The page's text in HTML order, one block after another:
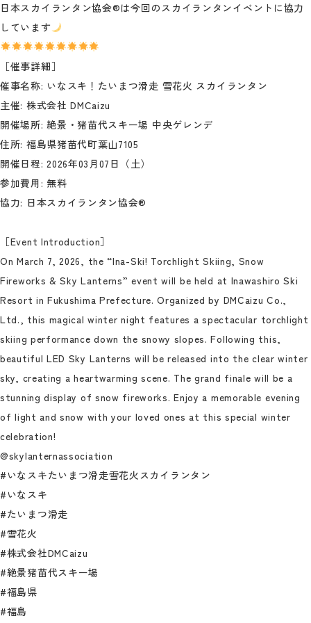
日本スカイランタン協会®は今回のスカイランタンイベントに協力
しています
［催事詳細］
催事名称: いなスキ！たいまつ滑走 雪花火 スカイランタン
主催: 株式会社 DMCaizu
開催場所: 絶景・猪苗代スキー場 中央ゲレンデ
住所: 福島県猪苗代町葉山7105
開催日程: 2026年03月07日（土）
参加費用: 無料
協力: 日本スカイランタン協会®
［Event Introduction］
On March 7, 2026, the “Ina-Ski! Torchlight Skiing, Snow
Fireworks & Sky Lanterns” event will be held at Inawashiro Ski
Resort in Fukushima Prefecture. Organized by DMCaizu Co.,
Ltd., this magical winter night features a spectacular torchlight
skiing performance down the snowy slopes. Following this,
beautiful LED Sky Lanterns will be released into the clear winter
sky, creating a heartwarming scene. The grand finale will be a
stunning display of snow fireworks. Enjoy a memorable evening
of light and snow with your loved ones at this special winter
celebration!
@skylanternassociation
#いなスキたいまつ滑走雪花火スカイランタン
#いなスキ
#たいまつ滑走
#雪花火
#株式会社DMCaizu
#絶景猪苗代スキー場
#福島県
#福島